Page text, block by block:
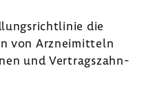
die
von Arznei­mit­teln
und Vertrags­zahn­